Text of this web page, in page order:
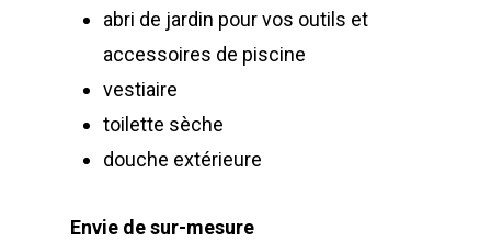
abri de jardin pour vos outils et
accessoires de piscine
vestiaire
toilette sèche
douche extérieure
Envie de sur-mesure